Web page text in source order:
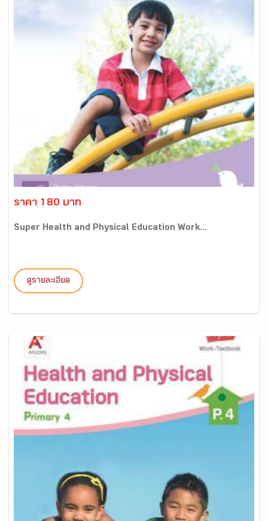
ราคา 180 บาท
Super Health and Physical Education Work...
ดูรายละเอียด